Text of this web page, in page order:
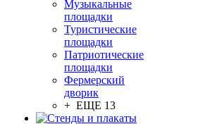
Музыкальные
площадки
Туристические
площадки
Патриотические
площадки
Фермерский
дворик
+ ЕЩЕ 13